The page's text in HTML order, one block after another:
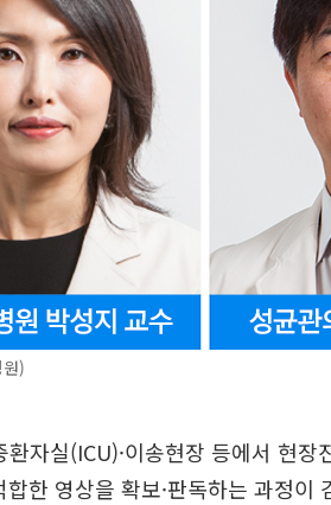
)
환자실(ICU)·이송현장 등에서 현
한 영상을 확보·판독하는 과정이